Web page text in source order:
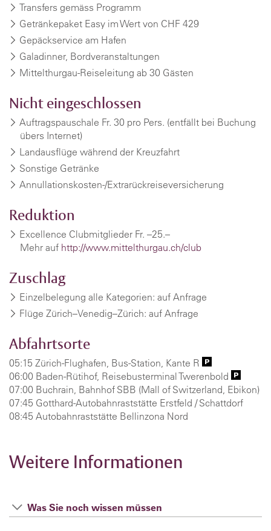
Transfers gemäss Programm
Getränkepaket Easy im Wert von CHF 429
Gepäckservice am Hafen
Galadinner, Bordveranstaltungen
Mittelthurgau-Reiseleitung ab 30 Gästen
Nicht eingeschlossen
Auftragspauschale Fr. 30 pro Pers. (entfällt bei Buchung
übers Internet)
Landausflüge während der Kreuzfahrt
Sonstige Getränke
Annullationskosten-/Extrarückreiseversicherung
Reduktion
Excellence Clubmitglieder Fr. –25.–
Mehr auf http://www.mittelthurgau.ch/club
Zuschlag
Einzelbelegung alle Kategorien: auf Anfrage
Flüge Zürich–Venedig–Zürich: auf Anfrage
Abfahrtsorte
05:15 Zürich-Flughafen, Bus-Station, Kante R
06:00 Baden-Rütihof, Reisebusterminal Twerenbold
07:00 Buchrain, Bahnhof SBB (Mall of Switzerland, Ebikon)
07:45 Gotthard-Autobahnraststätte Erstfeld / Schattdorf
08:45 Autobahnraststätte Bellinzona Nord
Weitere Informationen
Was Sie noch wissen müssen